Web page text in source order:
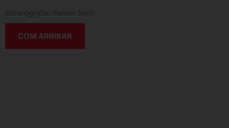
Escenografia: Ramon Simó
COM ARRIBAR